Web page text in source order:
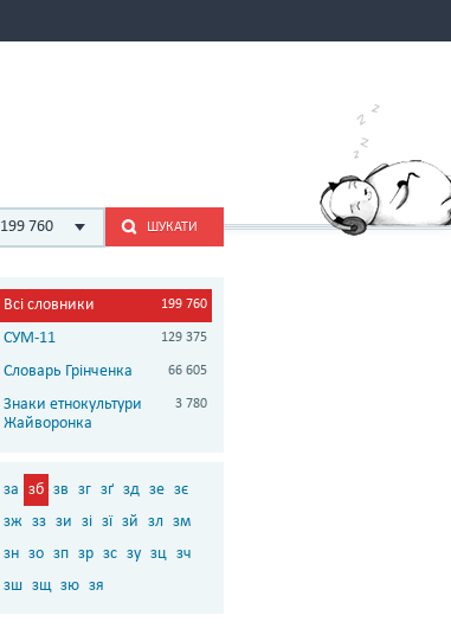
199 760 ШУКАТИ
Всі словники 199 760
СУМ-11 129 375
Словарь Грінченка 66 605
Знаки етнокультури
Жайворонка
3 780
за зб зв зг зґ зд зе зє
зж зз зи зі зї зй зл зм
зн зо зп зр зс зу зц зч
зш зщ зю зя